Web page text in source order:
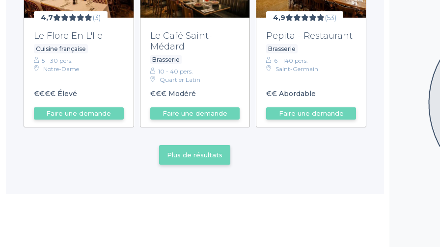
4,7 (3)
Le Flore En L'Ile
Cuisine française
5 - 30 pers.
Notre-Dame
€€€€ Élevé
Faire une demande
Le Café Saint-
Médard
Brasserie
10 - 40 pers.
Quartier Latin
€€€Modéré
Faire une demande
4,9 (53)
Pepita - Restaurant
Brasserie
6 - 140 pers.
Saint-Germain
€€ Abordable
Faire une demande
Plus de résultats